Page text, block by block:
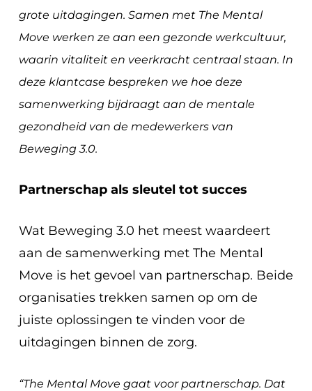
grote uitdagingen. Samen met The Mental
Move werken ze aan een gezonde werkcultuur,
waarin vitaliteit en veerkracht centraal staan. In
deze klantcase bespreken we hoe deze
samenwerking bijdraagt aan de mentale
gezondheid van de medewerkers van
Beweging 3.0.
Partnerschap als sleutel tot succes
Wat Beweging 3.0 het meest waardeert
aan de samenwerking met The Mental
Move is het gevoel van partnerschap. Beide
organisaties trekken samen op om de
juiste oplossingen te vinden voor de
uitdagingen binnen de zorg.
“The Mental Move gaat voor partnerschap. Dat